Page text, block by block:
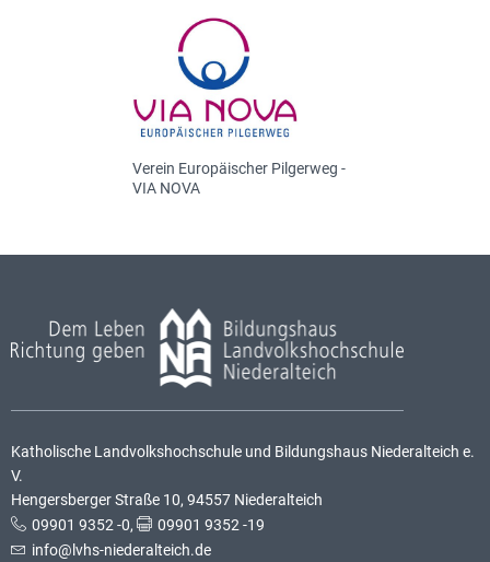
Verein Europäischer Pilgerweg -
VIA NOVA
Katholische Landvolkshochschule und Bildungshaus Niederalteich e.
V.
Hengersberger Straße 10, 94557 Niederalteich
09901 9352 -0,
09901 9352 -19
info@lvhs-niederalteich.de